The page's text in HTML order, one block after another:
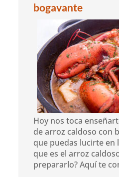
bogavante
Hoy nos toca
de arroz caldoso con
que puedas lucirte en
que es el arroz
prepararlo? Aquí te